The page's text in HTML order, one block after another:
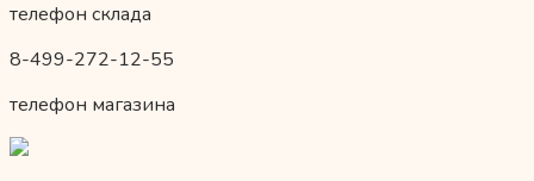
телефон склада
8-499-272-12-55
телефон магазина